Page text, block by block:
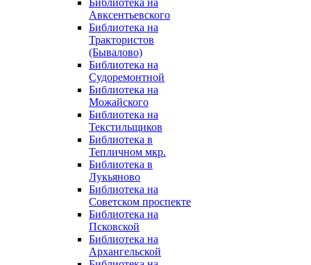
Библиотека на
Авксентьевского
Библиотека на
Трактористов
(Бывалово)
Библиотека на
Судоремонтной
Библиотека на
Можайского
Библиотека на
Текстильщиков
Библиотека в
Тепличном мкр.
Библиотека в
Лукьяново
Библиотека на
Советском проспекте
Библиотека на
Псковской
Библиотека на
Архангельской